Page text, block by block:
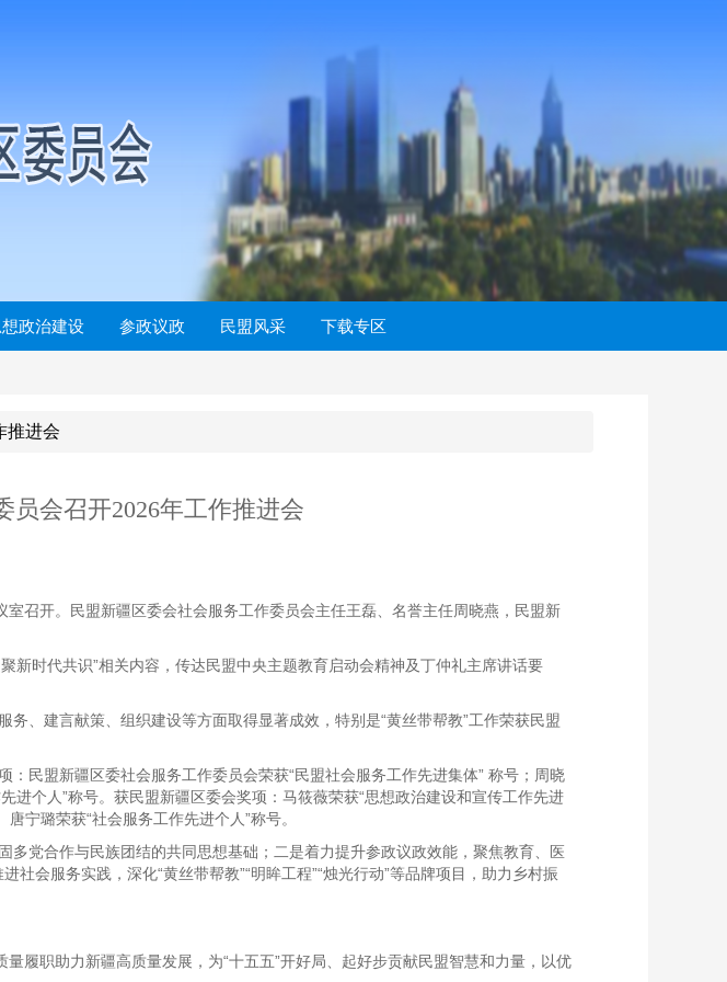
想政治建设 参政议政 民盟风采 下载专区
推进会
员会召开2026年工作推进会
召开。民盟新疆区委会社会服务工作委员会主任王磊、名誉主任周晓燕，民盟新
新时代共识”相关内容，传达民盟中央主题教育启动会精神及丁仲礼主席讲话要
、建言献策、组织建设等方面取得显著成效，特别是“黄丝带帮教”工作荣获民盟
民盟新疆区委社会服务工作委员会荣获“民盟社会服务工作先进集体” 称号；周晓
进个人”称号。获民盟新疆区委会奖项：马筱薇荣获“思想政治建设和宣传工作先进
宁璐荣获“社会服务工作先进个人”称号。
党合作与民族团结的共同思想基础；二是着力提升参政议政效能，聚焦教育、医
会服务实践，深化“黄丝带帮教”“明眸工程”“烛光行动”等品牌项目，助力乡村振
履职助力新疆高质量发展，为“十五五”开好局、起好步贡献民盟智慧和力量，以优